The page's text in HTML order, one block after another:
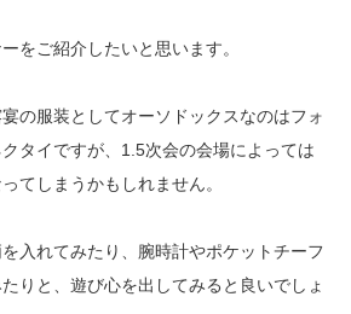
をご紹介したいと思います。
の服装としてオーソドックスなのはフォ
タイですが、1.5次会の会場によっては
てしまうかもしれません。
入れてみたり、腕時計やポケットチーフ
りと、遊び心を出してみると良いでしょ